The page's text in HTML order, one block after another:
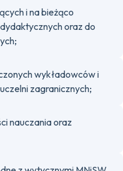
i na bieżąco
oraz do
wykładowców i
zagranicznych;
nauczania oraz